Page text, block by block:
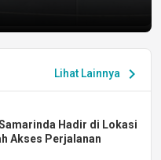
Lihat Lainnya chevron_right
Hadir di Lokasi
Akses Perjalanan